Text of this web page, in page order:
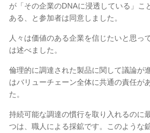
が「その企業のDNAに浸透している」こ
ある、と参加者は同意しました。
人々は価値のある企業を信じたいと思っ
は述べました。
倫理的に調達された製品に関して議論が
はバリューチェーン全体に共通の責任が
た。
持続可能な調達の慣行を取り入れるのに
つは、職人による採鉱です。このような